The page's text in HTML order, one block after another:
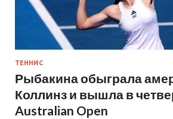
ТЕННИС
Рыбакина обыграла
Коллинз и вышла в
Australian Open